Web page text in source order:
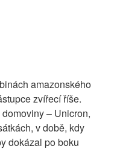
amazonského
zvířecí říše.
– Unicron,
v době, kdy
dokázal po boku